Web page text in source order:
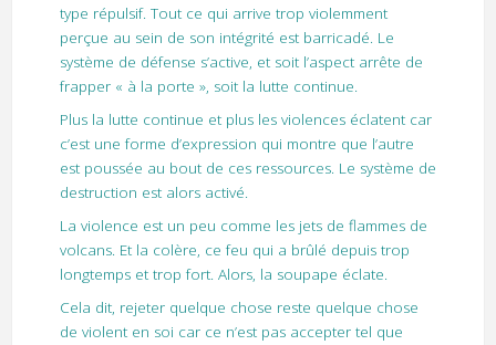
type répulsif. Tout ce qui arrive trop violemment
perçue au sein de son intégrité est barricadé. Le
système de défense s’active, et soit l’aspect arrête de
frapper « à la porte », soit la lutte continue.
Plus la lutte continue et plus les violences éclatent car
c’est une forme d’expression qui montre que l’autre
est poussée au bout de ces ressources. Le système de
destruction est alors activé.
La violence est un peu comme les jets de flammes de
volcans. Et la colère, ce feu qui a brûlé depuis trop
longtemps et trop fort. Alors, la soupape éclate.
Cela dit, rejeter quelque chose reste quelque chose
de violent en soi car ce n’est pas accepter tel que